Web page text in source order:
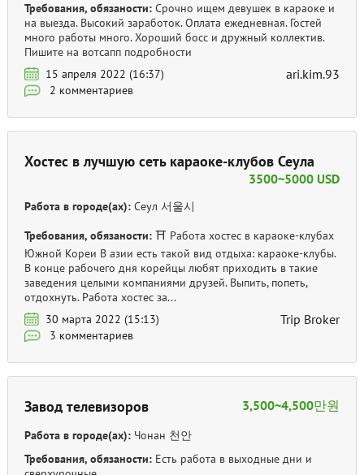
Требования, обязаности: Срочно ищем девушек в караоке и
на выезда. Высокий заработок. Оплата ежедневная. Гостей
много работы много. Хороший босс и дружный коллектив.
Пишите на вотсапп подробности
15 апреля 2022 (16:37)
2 комментариев
ari.kim.93
Хостес в лучшую сеть караоке-клубов Сеула
3500~5000 USD
Работа в городе(ах): Сеул 서울시
Требования, обязаности: ⛩ Работа хостес в караоке-клубах
Южной Кореи В азии есть такой вид отдыха: караоке-клубы.
В конце рабочего дня корейцы любят приходить в такие
заведения целыми компаниями друзей. Выпить, попеть,
отдохнуть. Работа хостес за...
30 марта 2022 (15:13)
3 комментариев
Trip Broker
Завод телевизоров 3,500~4,500만원
Работа в городе(ах): Чонан 천안
Требования, обязаности: Есть работа в выходные дни и